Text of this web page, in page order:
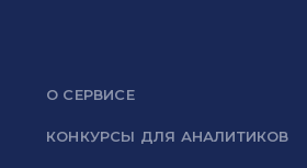
О СЕРВИСЕ
КОНКУРСЫ ДЛЯ АНАЛИТИКОВ